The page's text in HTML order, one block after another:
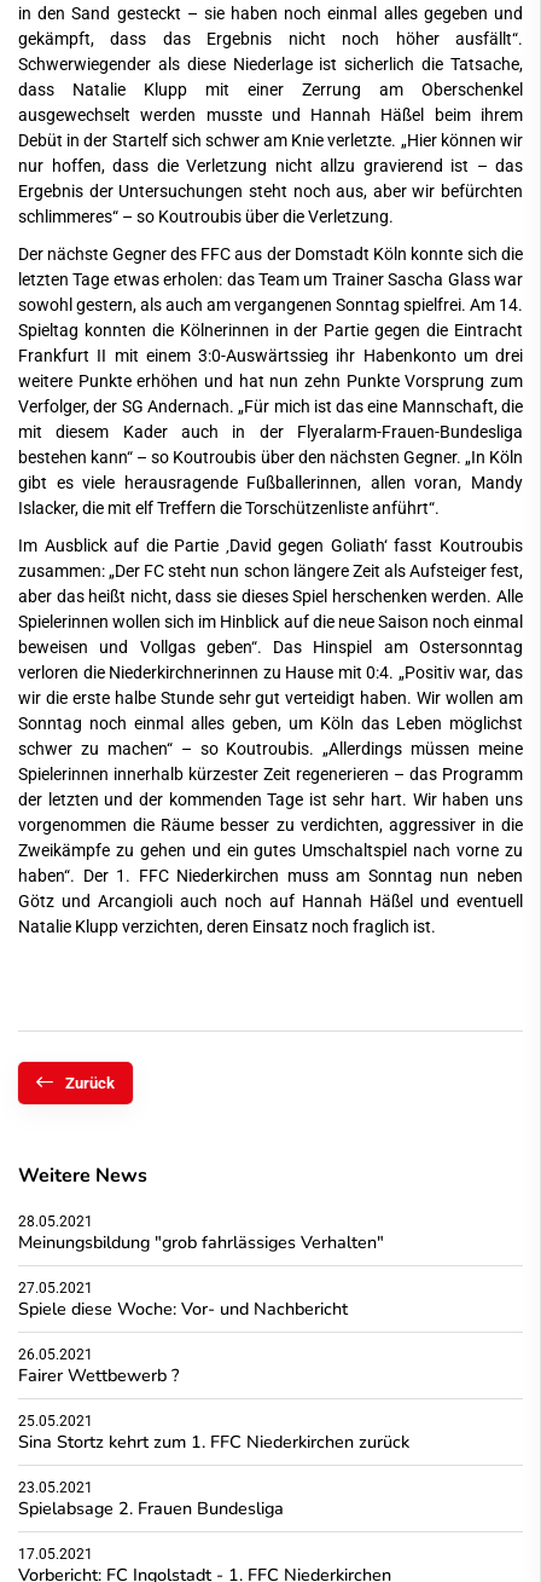
in den Sand gesteckt – sie haben noch einmal alles gegeben und
gekämpft, dass das Ergebnis nicht noch höher ausfällt“.
Schwerwiegender als diese Niederlage ist sicherlich die Tatsache,
dass Natalie Klupp mit einer Zerrung am Oberschenkel
ausgewechselt werden musste und Hannah Häßel beim ihrem
Debüt in der Startelf sich schwer am Knie verletzte. „Hier können wir
nur hoffen, dass die Verletzung nicht allzu gravierend ist – das
Ergebnis der Untersuchungen steht noch aus, aber wir befürchten
schlimmeres“ – so Koutroubis über die Verletzung.
Der nächste Gegner des FFC aus der Domstadt Köln konnte sich die
letzten Tage etwas erholen: das Team um Trainer Sascha Glass war
sowohl gestern, als auch am vergangenen Sonntag spielfrei. Am 14.
Spieltag konnten die Kölnerinnen in der Partie gegen die Eintracht
Frankfurt II mit einem 3:0-Auswärtssieg ihr Habenkonto um drei
weitere Punkte erhöhen und hat nun zehn Punkte Vorsprung zum
Verfolger, der SG Andernach. „Für mich ist das eine Mannschaft, die
mit diesem Kader auch in der Flyeralarm-Frauen-Bundesliga
bestehen kann“ – so Koutroubis über den nächsten Gegner. „In Köln
gibt es viele herausragende Fußballerinnen, allen voran, Mandy
Islacker, die mit elf Treffern die Torschützenliste anführt“.
Im Ausblick auf die Partie ‚David gegen Goliath‘ fasst Koutroubis
zusammen: „Der FC steht nun schon längere Zeit als Aufsteiger fest,
aber das heißt nicht, dass sie dieses Spiel herschenken werden. Alle
Spielerinnen wollen sich im Hinblick auf die neue Saison noch einmal
beweisen und Vollgas geben“. Das Hinspiel am Ostersonntag
verloren die Niederkirchnerinnen zu Hause mit 0:4. „Positiv war, das
wir die erste halbe Stunde sehr gut verteidigt haben. Wir wollen am
Sonntag noch einmal alles geben, um Köln das Leben möglichst
schwer zu machen“ – so Koutroubis. „Allerdings müssen meine
Spielerinnen innerhalb kürzester Zeit regenerieren – das Programm
der letzten und der kommenden Tage ist sehr hart. Wir haben uns
vorgenommen die Räume besser zu verdichten, aggressiver in die
Zweikämpfe zu gehen und ein gutes Umschaltspiel nach vorne zu
haben“. Der 1. FFC Niederkirchen muss am Sonntag nun neben
Götz und Arcangioli auch noch auf Hannah Häßel und eventuell
Natalie Klupp verzichten, deren Einsatz noch fraglich ist.
Zurück
Weitere News
28.05.2021
Meinungsbildung "grob fahrlässiges Verhalten"
27.05.2021
Spiele diese Woche: Vor- und Nachbericht
26.05.2021
Fairer Wettbewerb ?
25.05.2021
Sina Stortz kehrt zum 1. FFC Niederkirchen zurück
23.05.2021
Spielabsage 2. Frauen Bundesliga
17.05.2021
Vorbericht: FC Ingolstadt - 1. FFC Niederkirchen